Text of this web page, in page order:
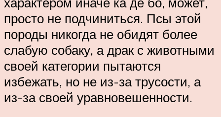
просто не подчиниться. Псы этой
породы никогда не обидят более
слабую собаку, а драк с животными
своей категории пытаются
избежать, но не из-за трусости, а
из-за своей уравновешенности.